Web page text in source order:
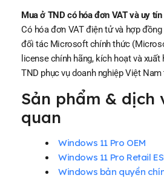
Mua ở TND có hóa đơn VAT và uy tín
Có hóa đơn VAT điện tử và hợp
đối tác Microsoft chính thức
license chính hãng, kích hoạt và
TND phục vụ doanh nghiệp Việt Nam
Sản phẩm & dịch
quan
Windows 11 Pro OEM
Windows 11 Pro Retail
Windows bản quyền